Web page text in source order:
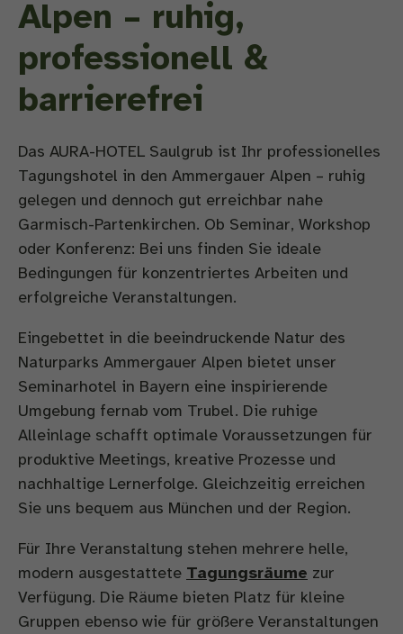
Alpen – ruhig,
professionell &
barrierefrei
Das AURA-HOTEL Saulgrub ist Ihr professionelles
Tagungshotel in den Ammergauer Alpen – ruhig
gelegen und dennoch gut erreichbar nahe
Garmisch-Partenkirchen. Ob Seminar, Workshop
oder Konferenz: Bei uns finden Sie ideale
Bedingungen für konzentriertes Arbeiten und
erfolgreiche Veranstaltungen.
Eingebettet in die beeindruckende Natur des
Naturparks Ammergauer Alpen bietet unser
Seminarhotel in Bayern eine inspirierende
Umgebung fernab vom Trubel. Die ruhige
Alleinlage schafft optimale Voraussetzungen für
produktive Meetings, kreative Prozesse und
nachhaltige Lernerfolge. Gleichzeitig erreichen
Sie uns bequem aus München und der Region.
Für Ihre Veranstaltung stehen mehrere helle,
modern ausgestattete Tagungsräume zur
Verfügung. Die Räume bieten Platz für kleine
Gruppen ebenso wie für größere Veranstaltungen